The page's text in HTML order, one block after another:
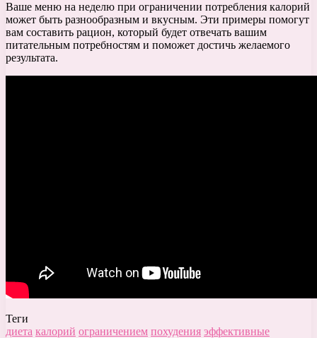
Ваше меню на неделю при ограничении потребления калорий
может быть разнообразным и вкусным. Эти примеры помогут
вам составить рацион, который будет отвечать вашим
питательным потребностям и поможет достичь желаемого
результата.
Теги
диета калорий ограничением похудения эффективные